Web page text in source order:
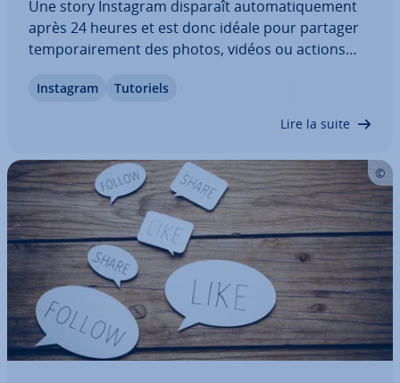
Une story Instagram disparaît au­to­ma­ti­que­ment
après 24 heures et est donc idéale pour partager
tem­po­rai­re­ment des photos, vidéos ou actions
re­ment des stories avec du contenu engageant,
Instagram Tutoriels
Lire la suite